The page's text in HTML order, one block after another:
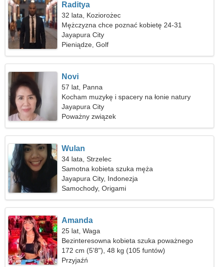
Raditya
32 lata, Koziorożec
Mężczyzna chce poznać kobietę 24-31
Jayapura City
Pieniądze, Golf
Novi
57 lat, Panna
Kocham muzykę i spacery na łonie natury
Jayapura City
Poważny związek
Wulan
34 lata, Strzelec
Samotna kobieta szuka męża
Jayapura City, Indonezja
Samochody, Origami
Amanda
25 lat, Waga
Bezinteresowna kobieta szuka poważnego
związku
172 cm (5'8"), 48 kg (105 funtów)
Przyjaźń